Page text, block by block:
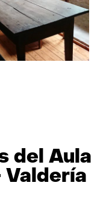
del Aula